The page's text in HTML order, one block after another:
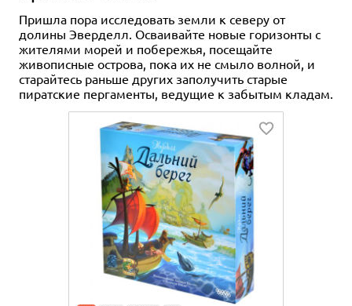
Пришла пора исследовать земли к северу от
долины Эверделл. Осваивайте новые горизонты с
жителями морей и побережья, посещайте
живописные острова, пока их не смыло волной, и
старайтесь раньше других заполучить старые
пиратские пергаменты, ведущие к забытым кладам.